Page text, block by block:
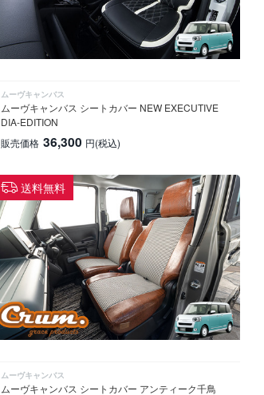
ムーヴキャンバス
ムーヴキャンバス シートカバー NEW EXECUTIVE
DIA-EDITION
販売価格 36,300 円(税込)
送料無料
ムーヴキャンバス
ムーヴキャンバス シートカバー アンティーク千鳥